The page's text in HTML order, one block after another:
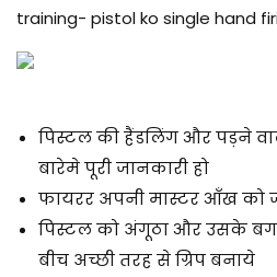
training- pistol ko single hand
पिस्टल की हैंडलिंग और पड़ने
बारेमे पूरी जानकारी हो
फायरर अपनी मास्टर आँख को
पिस्टल को अंगूठा और उसके
बीच अच्छी तरह से ग्रिप बनाये